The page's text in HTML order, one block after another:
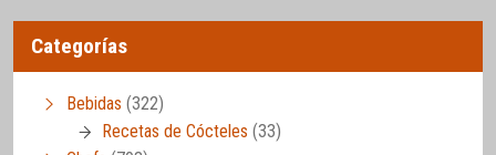
Categorías
Bebidas (322)
Recetas de Cócteles (33)